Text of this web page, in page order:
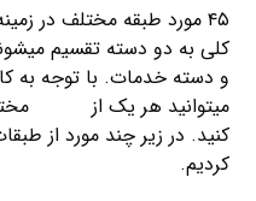
۴۵ مورد طبقه مختلف در
کلی به دو دسته تقسیم
و دسته خدمات. با توجه به
میتوانید هر یک از
کنید. در زیر چند مورد از
کردیم.